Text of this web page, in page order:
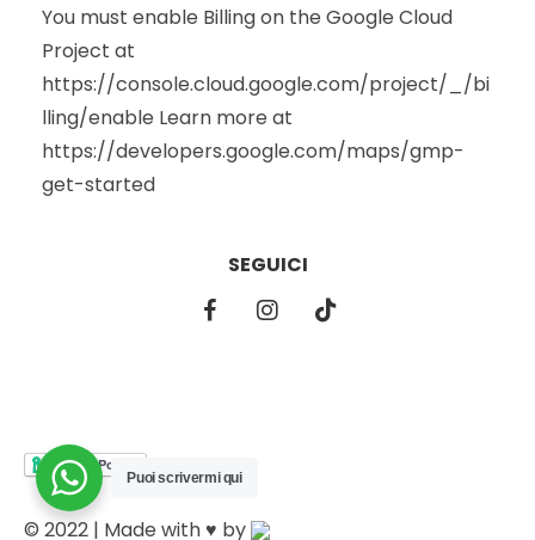
You must enable Billing on the Google Cloud
Project at
https://console.cloud.google.com/project/_/bi
lling/enable Learn more at
https://developers.google.com/maps/gmp-
get-started
SEGUICI
© 2022 | Made with ♥️ by
Puoi scrivermi qui